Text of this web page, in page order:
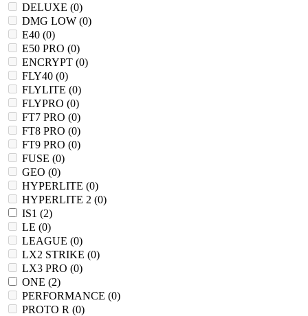
DELUXE (0)
DMG LOW (0)
E40 (0)
E50 PRO (0)
ENCRYPT (0)
FLY40 (0)
FLYLITE (0)
FLYPRO (0)
FT7 PRO (0)
FT8 PRO (0)
FT9 PRO (0)
FUSE (0)
GEO (0)
HYPERLITE (0)
HYPERLITE 2 (0)
IS1 (2)
LE (0)
LEAGUE (0)
LX2 STRIKE (0)
LX3 PRO (0)
ONE (2)
PERFORMANCE (0)
PROTO R (0)